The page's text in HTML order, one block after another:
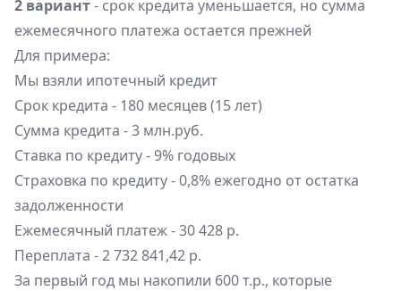
2 вариант- срок кредита уменьшается, но сумма
ежемесячного платежа остается прежней
Для примера:
Мы взяли ипотечный кредит
Срок кредита - 180 месяцев (15 лет)
Сумма кредита - 3 млн.руб.
Ставка по кредиту - 9% годовых
Страховка по кредиту - 0,8% ежегодно от остатка
задолженности
Ежемесячный платеж - 30 428 р.
Переплата - 2 732 841,42 р.
За первый год мы накопили 600 т.р., которые